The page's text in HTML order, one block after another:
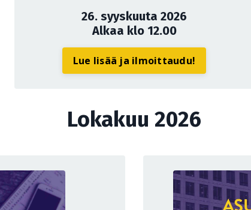
26. syyskuuta 2026
Alkaa klo 12.00
Lue lisää ja ilmoittaudu!
Lokakuu 2026